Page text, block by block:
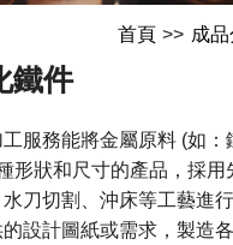
首頁 成
鐵件
服務能將金屬原料 (如：
形狀和尺寸的產品，採用
刀切割、沖床等工藝進
設計圖紙或需求，製造